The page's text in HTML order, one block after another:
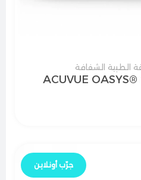
الطبية الشفافة
ACUVUE
جرّب أونلاين